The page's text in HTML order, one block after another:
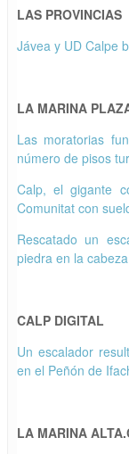
LAS PROVINCIAS
Jávea y UD Calpe
LA MARINA
Las moratorias
número de pisos
Calp, el gigante
Comunitat con
Rescatado un
piedra en la
CALP DIGITAL
Un escalador
en el Peñón de
LA MARINA